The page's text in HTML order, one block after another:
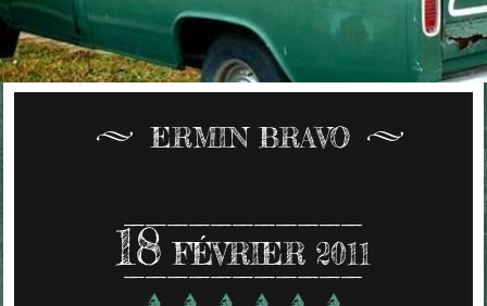
ERMIN BRAVO
18 FÉVRIER 2011